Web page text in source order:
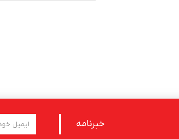
خبرنامه